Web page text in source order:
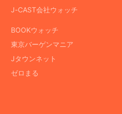
J-CAST会社ウォッチ
BOOKウォッチ
東京バーゲンマニア
Jタウンネット
ゼロまる